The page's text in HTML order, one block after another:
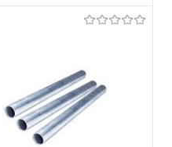
в 1 клик
Сравнение